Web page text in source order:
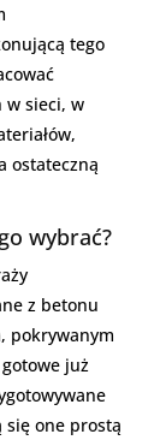
tego
w sieci, w
ostateczną
wybrać?
z betonu
pokrywanym
już
się one prostą